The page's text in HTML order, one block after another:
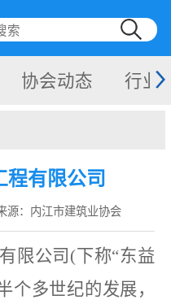
协会动态 行业
程有限公司
：内江市建筑业协会
限公司 (下称“东益
个多世纪的发展，